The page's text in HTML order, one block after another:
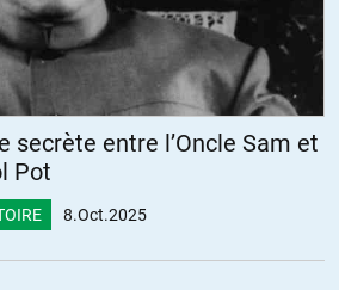
secrète entre l’Oncle Sam et
Pot
8.Oct.2025